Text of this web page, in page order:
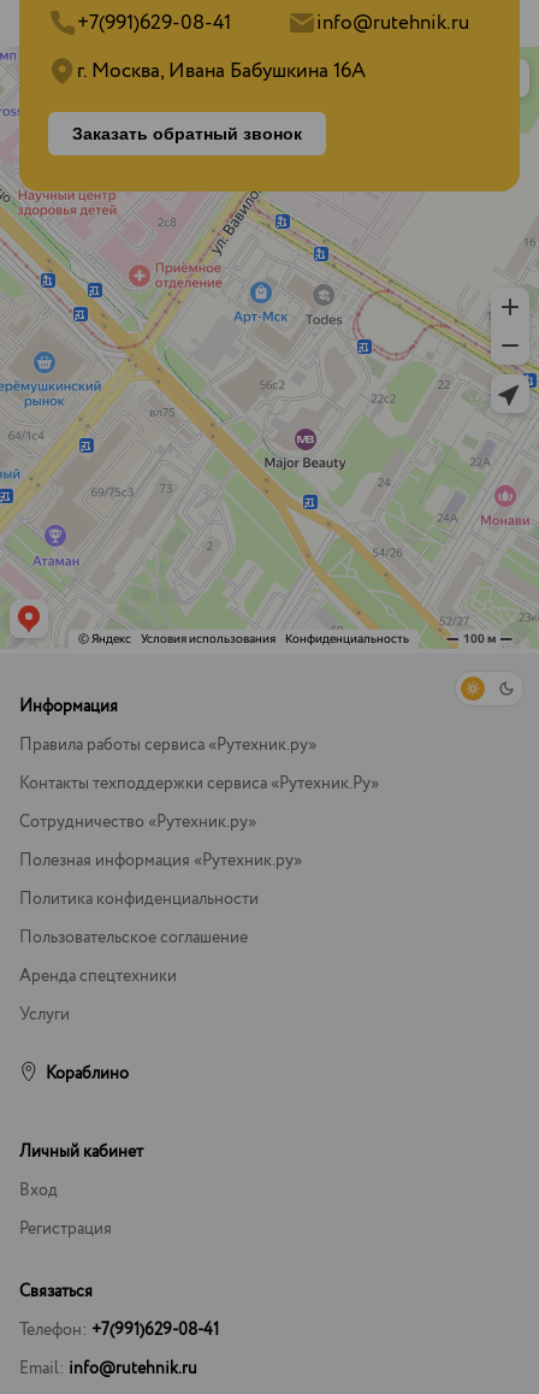
+7(991)629-08-41
info@rutehnik.ru
г. Москва, Ивана Бабушкина 16А
Заказать обратный звонок
Информация
Правила работы сервиса «Рутехник.ру»
Контакты техподдержки сервиса «Рутехник.Ру»
Сотрудничество «Рутехник.ру»
Полезная информация «Рутехник.ру»
Политика конфиденциальности
Пользовательское соглашение
Аренда спецтехники
Услуги
Кораблино
Личный кабинет
Вход
Регистрация
Связаться
Телефон: +7(991)629-08-41
Email: info@rutehnik.ru